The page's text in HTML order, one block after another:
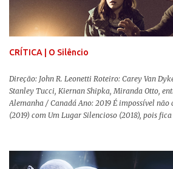
uma obra difícil de ser "digerida", pois lida com
abuso, doença mental, bullying e violência
informações molda a mente d...
CRÍTICA | O Silêncio
Direção: John R. Leonetti Roteiro: Carey Van
Stanley Tucci, Kiernan Shipka, Miranda Otto,
Alemanha / Canadá Ano: 2019 É impossível não
(2019) com Um Lugar Silencioso (2018), pois fica
reproduzir alguns elementos que consograram
(The Office). Aqui os “monstros” com audições